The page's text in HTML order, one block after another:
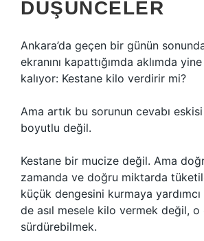
DÜŞÜNCELER
Ankara’da geçen bir günün
ekranını kapattığımda aklımda
kalıyor: Kestane kilo verdirir mi?
Ama artık bu sorunun cevabı
boyutlu değil.
Kestane bir mucize değil. Ama
zamanda ve doğru miktarda
küçük dengesini kurmaya
de asıl mesele kilo vermek değil, o
sürdürebilmek.